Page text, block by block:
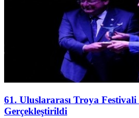
61. Uluslararası Troya Festivali
Gerçekleştirildi